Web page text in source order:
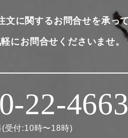
に関するお問合せを承っ
にお問合せくださいませ。
22-4663
(受付:10時〜18時)